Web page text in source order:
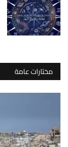
مختارات عامة